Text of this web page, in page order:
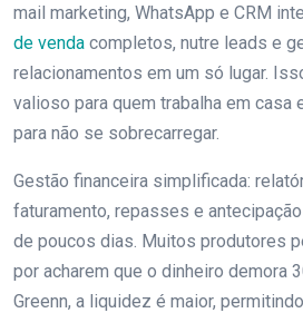
mail marketing, WhatsApp e CRM
de venda completos, nutre leads e
relacionamentos em um só lugar.
valioso para quem trabalha em casa
para não se sobrecarregar.
Gestão financeira simplificada:
faturamento, repasses e
de poucos dias. Muitos produtores
por acharem que o dinheiro demora
Greenn, a liquidez é maior,